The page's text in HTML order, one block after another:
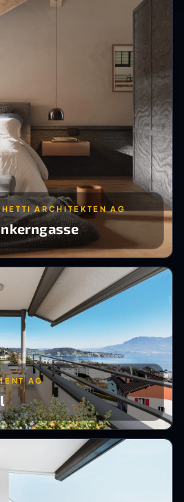
ARCHITEKTEN AG
AG